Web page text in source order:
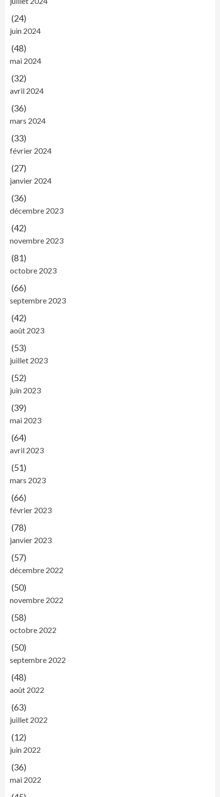
(24)
juin 2024
(48)
mai 2024
(32)
avril 2024
(36)
mars 2024
(33)
février 2024
(27)
janvier 2024
(36)
décembre 2023
(42)
novembre 2023
(81)
octobre 2023
(66)
septembre 2023
(42)
août 2023
(53)
juillet 2023
(52)
juin 2023
(39)
mai 2023
(64)
avril 2023
(51)
mars 2023
(66)
février 2023
(78)
janvier 2023
(57)
décembre 2022
(50)
novembre 2022
(58)
octobre 2022
(50)
septembre 2022
(48)
août 2022
(63)
juillet 2022
(12)
juin 2022
(36)
mai 2022